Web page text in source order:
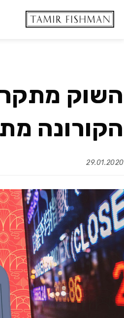
השוק
הקורונה
29.01.2020